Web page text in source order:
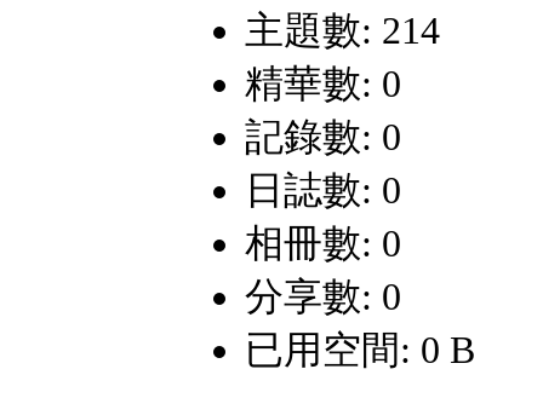
主題數: 214
精華數: 0
記錄數: 0
日誌數: 0
相冊數: 0
分享數: 0
已用空間: 0 B